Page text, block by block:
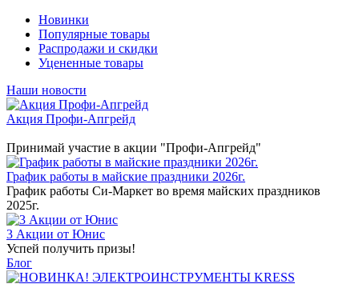
Новинки
Популярные товары
Распродажи и скидки
Уцененные товары
Наши новости
Акция Профи-Апгрейд
Принимай участие в акции "Профи-Апгрейд"
График работы в майские праздники 2026г.
График работы Си-Маркет во время майских праздников
2025г.
3 Акции от Юнис
Успей получить призы!
Блог